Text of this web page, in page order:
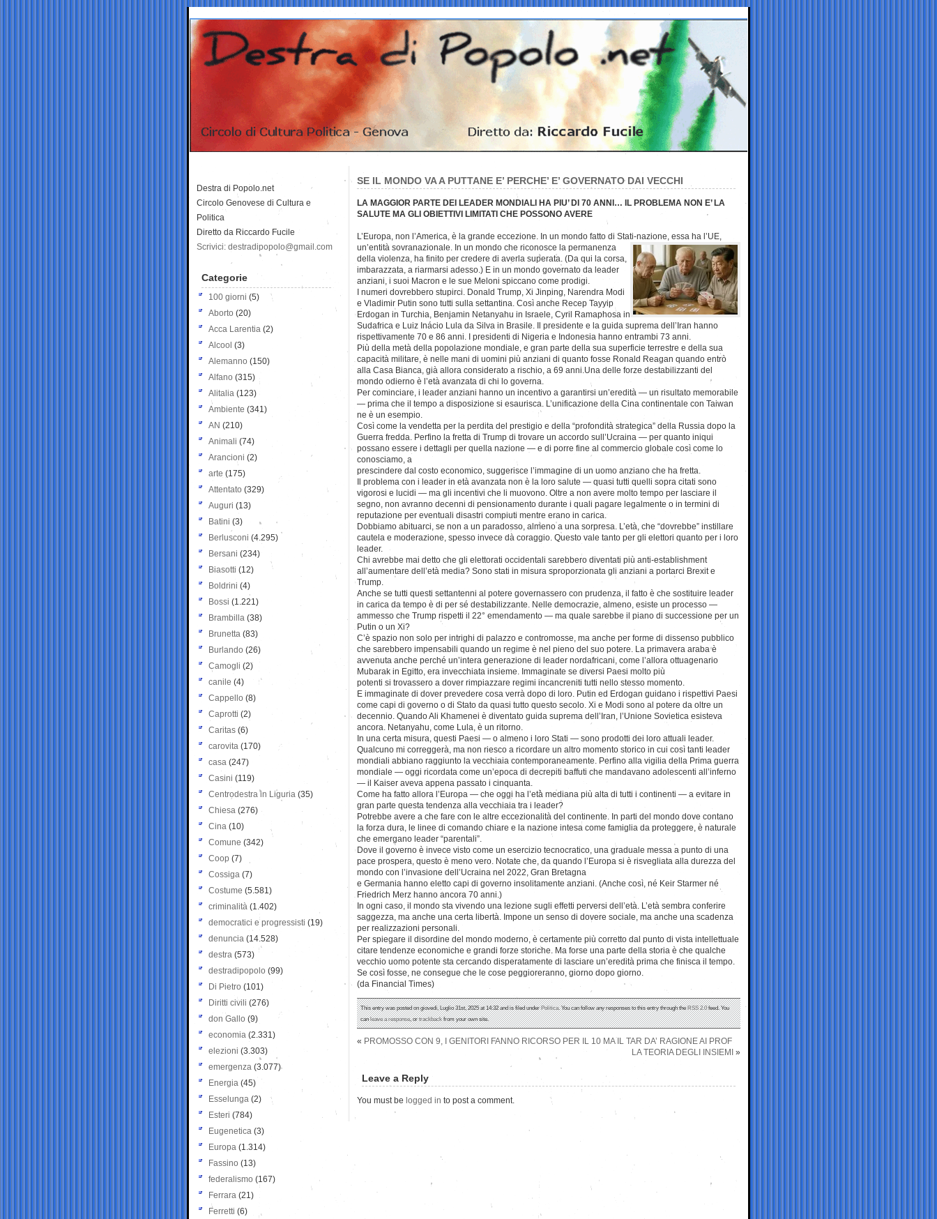
SE IL MONDO VA A PUTTANE E’ PERCHE’ E’ GOVERNATO DAI VECCHI
LA MAGGIOR PARTE DEI LEADER MONDIALI HA PIU’ DI 70 ANNI… IL PROBLEMA NON E’ LA
SALUTE MA GLI OBIETTIVI LIMITATI CHE POSSONO AVERE
L’Europa, non l’America, è la grande eccezione. In un mondo fatto di Stati-nazione, essa ha l’UE,
un’entità sovranazionale. In un mondo che riconosce la permanenza
della violenza, ha finito per credere di averla superata. (Da qui la corsa,
imbarazzata, a riarmarsi adesso.) E in un mondo governato da leader
anziani, i suoi Macron e le sue Meloni spiccano come prodigi.
I numeri dovrebbero stupirci. Donald Trump, Xi Jinping, Narendra Modi
e Vladimir Putin sono tutti sulla settantina. Così anche Recep Tayyip
Erdogan in Turchia, Benjamin Netanyahu in Israele, Cyril Ramaphosa in
Sudafrica e Luiz Inácio Lula da Silva in Brasile. Il presidente e la guida suprema dell’Iran hanno
rispettivamente 70 e 86 anni. I presidenti di Nigeria e Indonesia hanno entrambi 73 anni.
Più della metà della popolazione mondiale, e gran parte della sua superficie terrestre e della sua
capacità militare, è nelle mani di uomini più anziani di quanto fosse Ronald Reagan quando entrò
alla Casa Bianca, già allora considerato a rischio, a 69 anni.Una delle forze destabilizzanti del
mondo odierno è l’età avanzata di chi lo governa.
Per cominciare, i leader anziani hanno un incentivo a garantirsi un’eredità — un risultato memorabile
— prima che il tempo a disposizione si esaurisca. L’unificazione della Cina continentale con Taiwan
ne è un esempio.
Così come la vendetta per la perdita del prestigio e della “profondità strategica” della Russia dopo la
Guerra fredda. Perfino la fretta di Trump di trovare un accordo sull’Ucraina — per quanto iniqui
possano essere i dettagli per quella nazione — e di porre fine al commercio globale così come lo
conosciamo, a
prescindere dal costo economico, suggerisce l’immagine di un uomo anziano che ha fretta.
Il problema con i leader in età avanzata non è la loro salute — quasi tutti quelli sopra citati sono
vigorosi e lucidi — ma gli incentivi che li muovono. Oltre a non avere molto tempo per lasciare il
segno, non avranno decenni di pensionamento durante i quali pagare legalmente o in termini di
reputazione per eventuali disastri compiuti mentre erano in carica.
Dobbiamo abituarci, se non a un paradosso, almeno a una sorpresa. L’età, che “dovrebbe” instillare
cautela e moderazione, spesso invece dà coraggio. Questo vale tanto per gli elettori quanto per i loro
leader.
Chi avrebbe mai detto che gli elettorati occidentali sarebbero diventati più anti-establishment
all’aumentare dell’età media? Sono stati in misura sproporzionata gli anziani a portarci Brexit e
Trump.
Anche se tutti questi settantenni al potere governassero con prudenza, il fatto è che sostituire leader
in carica da tempo è di per sé destabilizzante. Nelle democrazie, almeno, esiste un processo —
ammesso che Trump rispetti il 22° emendamento — ma quale sarebbe il piano di successione per un
Putin o un Xi?
C’è spazio non solo per intrighi di palazzo e contromosse, ma anche per forme di dissenso pubblico
che sarebbero impensabili quando un regime è nel pieno del suo potere. La primavera araba è
avvenuta anche perché un’intera generazione di leader nordafricani, come l’allora ottuagenario
Mubarak in Egitto, era invecchiata insieme. Immaginate se diversi Paesi molto più
potenti si trovassero a dover rimpiazzare regimi incancreniti tutti nello stesso momento.
E immaginate di dover prevedere cosa verrà dopo di loro. Putin ed Erdogan guidano i rispettivi Paesi
come capi di governo o di Stato da quasi tutto questo secolo. Xi e Modi sono al potere da oltre un
decennio. Quando Ali Khamenei è diventato guida suprema dell’Iran, l’Unione Sovietica esisteva
ancora. Netanyahu, come Lula, è un ritorno.
In una certa misura, questi Paesi — o almeno i loro Stati — sono prodotti dei loro attuali leader.
Qualcuno mi correggerà, ma non riesco a ricordare un altro momento storico in cui così tanti leader
mondiali abbiano raggiunto la vecchiaia contemporaneamente. Perfino alla vigilia della Prima guerra
mondiale — oggi ricordata come un’epoca di decrepiti baffuti che mandavano adolescenti all’inferno
— il Kaiser aveva appena passato i cinquanta.
Come ha fatto allora l’Europa — che oggi ha l’età mediana più alta di tutti i continenti — a evitare in
gran parte questa tendenza alla vecchiaia tra i leader?
Potrebbe avere a che fare con le altre eccezionalità del continente. In parti del mondo dove contano
la forza dura, le linee di comando chiare e la nazione intesa come famiglia da proteggere, è naturale
che emergano leader “parentali”.
Dove il governo è invece visto come un esercizio tecnocratico, una graduale messa a punto di una
pace prospera, questo è meno vero. Notate che, da quando l’Europa si è risvegliata alla durezza del
mondo con l’invasione dell’Ucraina nel 2022, Gran Bretagna
e Germania hanno eletto capi di governo insolitamente anziani. (Anche così, né Keir Starmer né
Friedrich Merz hanno ancora 70 anni.)
In ogni caso, il mondo sta vivendo una lezione sugli effetti perversi dell’età. L’età sembra conferire
saggezza, ma anche una certa libertà. Impone un senso di dovere sociale, ma anche una scadenza
per realizzazioni personali.
Per spiegare il disordine del mondo moderno, è certamente più corretto dal punto di vista intellettuale
citare tendenze economiche e grandi forze storiche. Ma forse una parte della storia è che qualche
vecchio uomo potente sta cercando disperatamente di lasciare un’eredità prima che finisca il tempo.
Se così fosse, ne consegue che le cose peggioreranno, giorno dopo giorno.
(da Financial Times)
This entry was posted on giovedì, Luglio 31st, 2025 at 14:32 and is filed underPolitica. You can follow any responses to this entry through theRSS 2.0feed. You
canleave a response, ortrackbackfrom your own site.
« PROMOSSO CON 9, I GENITORI FANNO RICORSO PER IL 10 MA IL TAR DA’ RAGIONE AI PROF
LA TEORIA DEGLI INSIEMI »
Leave a Reply
You must be logged in to post a comment.
Destra di Popolo.net
Circolo Genovese di Cultura e
Politica
Diretto da Riccardo Fucile
Scrivici: destradipopolo@gmail.com
Categorie
100 giorni (5)
Aborto (20)
Acca Larentia (2)
Alcool (3)
Alemanno (150)
Alfano (315)
Alitalia (123)
Ambiente (341)
AN (210)
Animali (74)
Arancioni (2)
arte (175)
Attentato (329)
Auguri (13)
Batini (3)
Berlusconi (4.295)
Bersani (234)
Biasotti (12)
Boldrini (4)
Bossi (1.221)
Brambilla (38)
Brunetta (83)
Burlando (26)
Camogli (2)
canile (4)
Cappello (8)
Caprotti (2)
Caritas (6)
carovita (170)
casa (247)
Casini (119)
Centrodestra in Liguria (35)
Chiesa (276)
Cina (10)
Comune (342)
Coop (7)
Cossiga (7)
Costume (5.581)
criminalità (1.402)
democratici e progressisti (19)
denuncia (14.528)
destra (573)
destradipopolo (99)
Di Pietro (101)
Diritti civili (276)
don Gallo (9)
economia (2.331)
elezioni (3.303)
emergenza (3.077)
Energia (45)
Esselunga (2)
Esteri (784)
Eugenetica (3)
Europa (1.314)
Fassino (13)
federalismo (167)
Ferrara (21)
Ferretti (6)